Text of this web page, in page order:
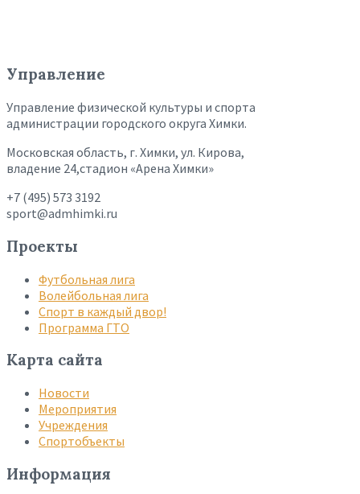
Управление
Управление физической культуры и спорта
администрации городского округа Химки.
Московская область, г. Химки, ул. Кирова,
владение 24,стадион «Арена Химки»
+7 (495) 573 3192
sport@admhimki.ru
Проекты
Футбольная лига
Волейбольная лига
Спорт в каждый двор!
Программа ГТО
Карта сайта
Новости
Мероприятия
Учреждения
Спортобъекты
Информация